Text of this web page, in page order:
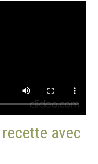
avec